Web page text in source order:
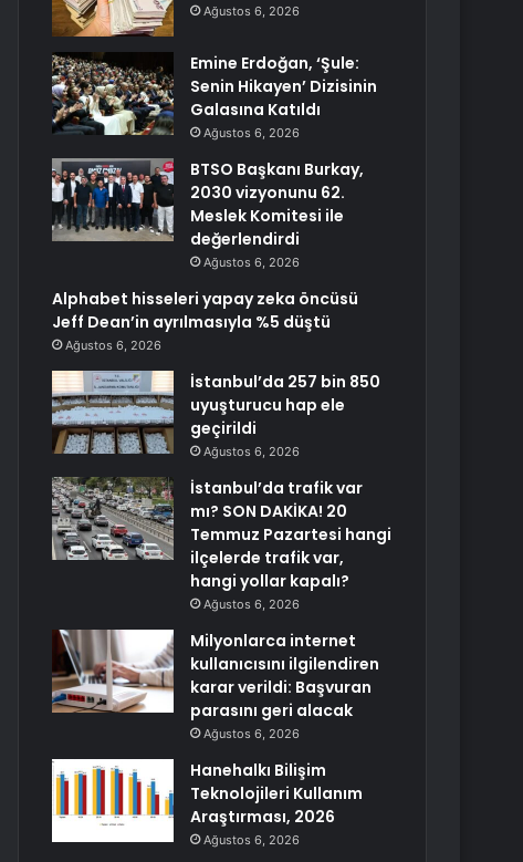
Ağustos 6, 2026
Emine Erdoğan, ‘Şule:
Senin Hikayen’ Dizisinin
Galasına Katıldı
Ağustos 6, 2026
BTSO Başkanı Burkay,
2030 vizyonunu 62.
Meslek Komitesi ile
değerlendirdi
Ağustos 6, 2026
Alphabet hisseleri yapay zeka öncüsü
Jeff Dean’in ayrılmasıyla %5 düştü
Ağustos 6, 2026
İstanbul’da 257 bin 850
uyuşturucu hap ele
geçirildi
Ağustos 6, 2026
İstanbul’da trafik var
mı? SON DAKİKA! 20
Temmuz Pazartesi hangi
ilçelerde trafik var,
hangi yollar kapalı?
Ağustos 6, 2026
Milyonlarca internet
kullanıcısını ilgilendiren
karar verildi: Başvuran
parasını geri alacak
Ağustos 6, 2026
Hanehalkı Bilişim
Teknolojileri Kullanım
Araştırması, 2026
Ağustos 6, 2026